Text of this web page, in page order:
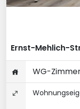
Ernst-Mehlich-
WG-